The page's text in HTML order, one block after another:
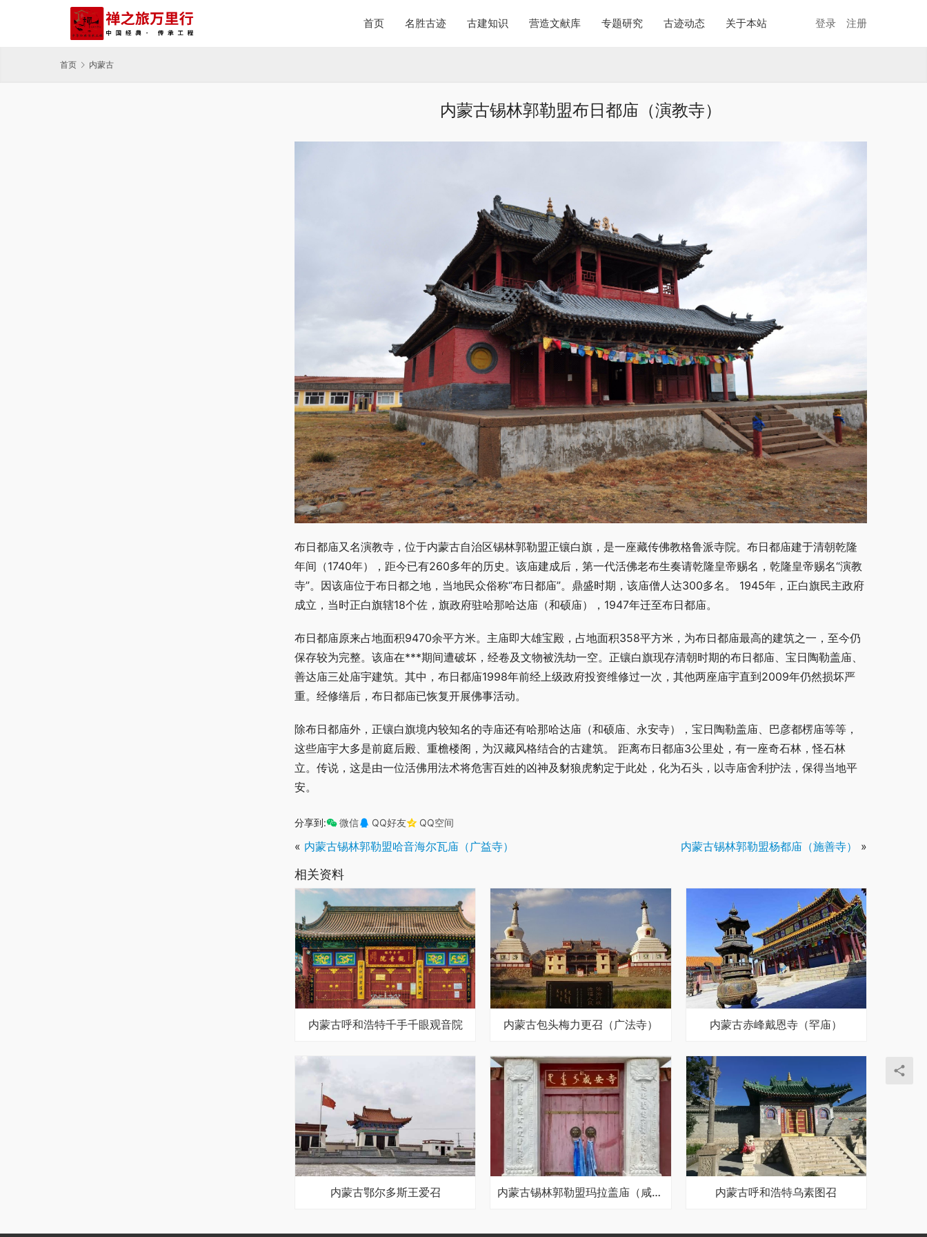
首页 名胜古迹 古建知识 营造文献库 专题研究 古迹动态 关于本站 登录 注册
首页 内蒙古
内蒙古锡林郭勒盟布日都庙（演教寺）
布日都庙又名演教寺，位于内蒙古自治区锡林郭勒盟正镶白旗，是一座藏传佛教格鲁派寺院。布日都庙建于清朝乾隆
年间（1740年），距今已有260多年的历史。该庙建成后，第一代活佛老布生奏请乾隆皇帝赐名，乾隆皇帝赐名“演教
寺”。因该庙位于布日都之地，当地民众俗称“布日都庙”。鼎盛时期，该庙僧人达300多名。 1945年，正白旗民主政府
成立，当时正白旗辖18个佐，旗政府驻哈那哈达庙（和硕庙），1947年迁至布日都庙。
布日都庙原来占地面积9470余平方米。主庙即大雄宝殿，占地面积358平方米，为布日都庙最高的建筑之一，至今仍
保存较为完整。该庙在***期间遭破坏，经卷及文物被洗劫一空。正镶白旗现存清朝时期的布日都庙、宝日陶勒盖庙、
善达庙三处庙宇建筑。其中，布日都庙1998年前经上级政府投资维修过一次，其他两座庙宇直到2009年仍然损坏严
重。经修缮后，布日都庙已恢复开展佛事活动。
除布日都庙外，正镶白旗境内较知名的寺庙还有哈那哈达庙（和硕庙、永安寺），宝日陶勒盖庙、巴彦都楞庙等等，
这些庙宇大多是前庭后殿、重檐楼阁，为汉藏风格结合的古建筑。 距离布日都庙3公里处，有一座奇石林，怪石林
立。传说，这是由一位活佛用法术将危害百姓的凶神及豺狼虎豹定于此处，化为石头，以寺庙舍利护法，保得当地平
安。
分享到: 微信 QQ好友 QQ空间
« 内蒙古锡林郭勒盟哈音海尔瓦庙（广益寺） 内蒙古锡林郭勒盟杨都庙（施善寺） »
相关资料
内蒙古呼和浩特千手千眼观音院 内蒙古包头梅力更召（广法寺） 内蒙古赤峰戴恩寺（罕庙）
内蒙古鄂尔多斯王爱召 内蒙古锡林郭勒盟玛拉盖庙（咸安寺） 内蒙古呼和浩特乌素图召